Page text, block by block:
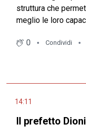
struttura che
meglio le loro
0 Condividi
14:11
Il prefetto